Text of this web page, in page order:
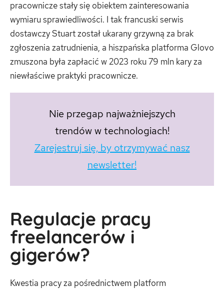
pracownicze stały się obiektem zainteresowania
wymiaru sprawiedliwości. I tak francuski serwis
dostawczy Stuart został ukarany grzywną za brak
zgłoszenia zatrudnienia, a hiszpańska platforma Glovo
zmuszona była zapłacić w 2023 roku 79 mln kary za
niewłaściwe praktyki pracownicze.
Nie przegap najważniejszych
trendów w technologiach!
Zarejestruj się, by otrzymywać nasz
newsletter!
Regulacje pracy
freelancerów i
gigerów?
Kwestia pracy za pośrednictwem platform